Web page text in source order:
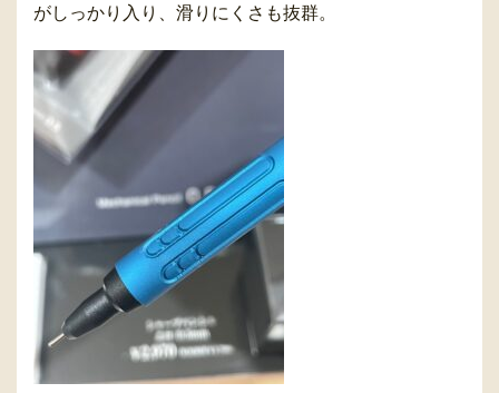
がしっかり入り、滑りにくさも抜群。